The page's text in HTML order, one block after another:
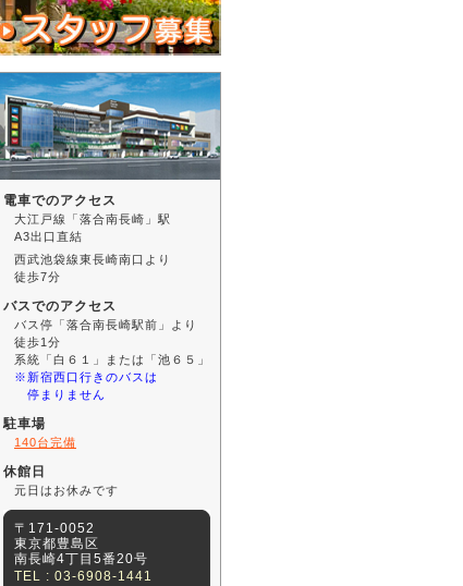
をみる
電車でのアクセス
大江戸線「落合南長崎」駅
A3出口直結
西武池袋線東長崎南口より
徒歩7分
バスでのアクセス
バス停「落合南長崎駅前」より
徒歩1分
系統「白６１」または「池６５」
※新宿西口行きのバスは
停まりません
駐車場
140台完備
休館日
元日はお休みです
〒171-0052
東京都豊島区
南長崎4丁目5番20号
TEL : 03-6908-1441